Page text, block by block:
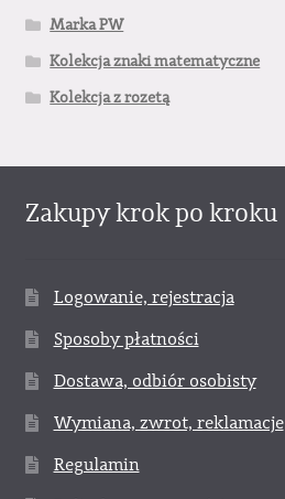
Marka PW
Kolekcja znaki matematyczne
Kolekcja z rozetą
Zakupy krok po kroku
Logowanie, rejestracja
Sposoby płatności
Dostawa, odbiór osobisty
Wymiana, zwrot, reklamacje
Regulamin